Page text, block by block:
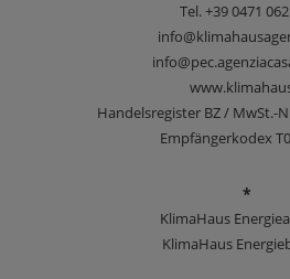
Tel.+39 0471
Handelsregister BZ / MwSt.-
Empfängerkodex
*
KlimaHaus
KlimaHaus